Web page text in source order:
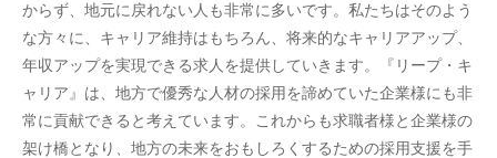
からず、地元に戻れない人も非常に多いです。私たちはそのよう
な方々に、キャリア維持はもちろん、将来的なキャリアアップ、
年収アップを実現できる求人を提供していきます。『リープ・キ
ャリア』は、地方で優秀な人材の採用を諦めていた企業様にも非
常に貢献できると考えています。これからも求職者様と企業様の
架け橋となり、地方の未来をおもしろくするための採用支援を手